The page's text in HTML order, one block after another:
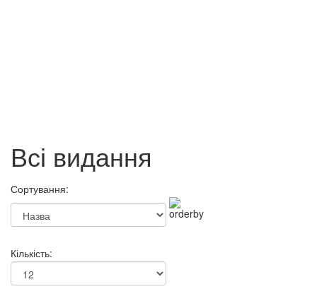
Всі видання
Сортування:
Кількість: